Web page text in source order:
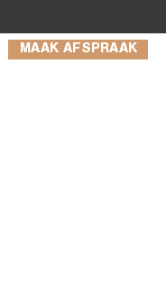
MAAK AFSPRAAK